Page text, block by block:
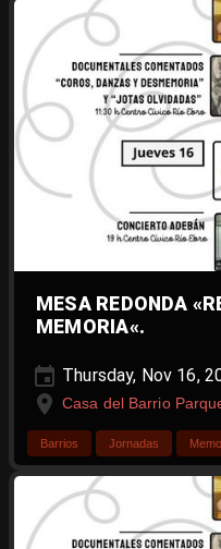
MESA REDONDA
MEMORIA«.
Thursday, Nov 16,
Casa del Barrio
Barrios Jornadas